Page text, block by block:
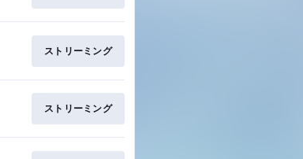
ストリーミング
ストリーミング